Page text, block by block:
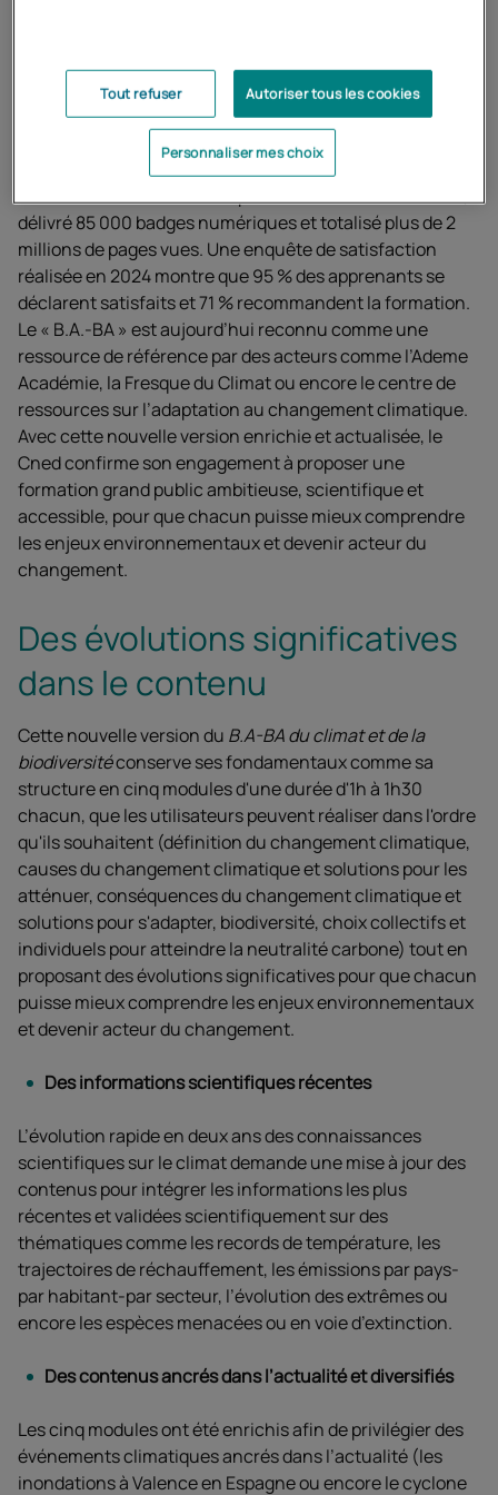
pour sensibiliser et former
massivement
Depuis son lancement en juin 2023, leB.A.-BA du climat
et de la biodiversitéa attiré plus de 330 000 utilisateurs,
délivré 85 000 badges numériques et totalisé plus de 2
millions de pages vues. Une enquête de satisfaction
réalisée en 2024 montre que 95 % des apprenants se
déclarent satisfaits et 71 % recommandent la formation.
Le « B.A.-BA » est aujourd’hui reconnu comme une
ressource de référence par des acteurs comme l’Ademe
Académie, la Fresque du Climat ou encore le centre de
ressources sur l’adaptation au changement climatique.
Avec cette nouvelle version enrichie et actualisée, le
Cned confirme son engagement à proposer une
formation grand public ambitieuse, scientifique et
accessible, pour que chacun puisse mieux comprendre
les enjeux environnementaux et devenir acteur du
changement.
Des évolutions significatives
dans le contenu
Cette nouvelle version du B.A-BA du climat et de la
biodiversitéconserve ses fondamentaux comme sa
structure en cinq modules d'une durée d'1h à 1h30
chacun, que les utilisateurs peuvent réaliser dans l'ordre
qu'ils souhaitent (définition du changement climatique,
causes du changement climatique et solutions pour les
atténuer, conséquences du changement climatique et
solutions pour s'adapter, biodiversité, choix collectifs et
individuels pour atteindre la neutralité carbone) tout en
proposant des évolutions significatives pour que chacun
puisse mieux comprendre les enjeux environnementaux
et devenir acteur du changement.
Des informations scientifiques récentes
L’évolution rapide en deux ans des connaissances
scientifiques sur le climat demande une mise à jour des
contenus pour intégrer les informations les plus
récentes et validées scientifiquement sur des
thématiques comme les records de température, les
trajectoires de réchauffement, les émissions par pays-
par habitant-par secteur, l’évolution des extrêmes ou
encore les espèces menacées ou en voie d’extinction.
Des contenus ancrés dans l’actualité et diversifiés
Les cinq modules ont été enrichis afin de privilégier des
événements climatiques ancrés dans l’actualité (les
inondations à Valence en Espagne ou encore le cyclone
Tout refuser Autoriser tous les cookies
Personnaliser mes choix